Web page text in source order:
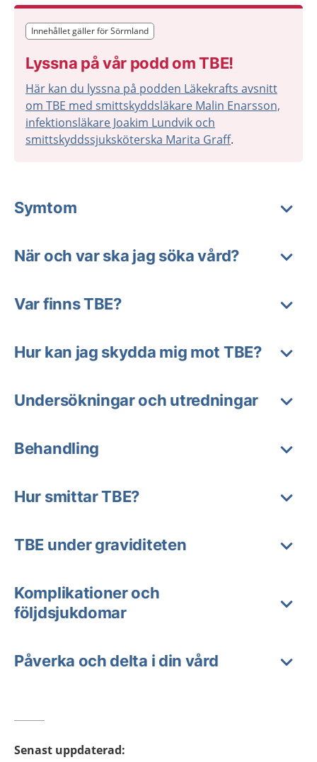
Innehållet gäller för Sörmland
Innehållet gäller för Sörmland
Lyssna på vår podd om TBE!
Här kan du lyssna på podden Läkekrafts avsnitt
om TBE med smittskyddsläkare Malin Enarsson,
infektionsläkare Joakim Lundvik och
smittskyddssjuksköterska Marita Graff.
Symtom
När och var ska jag söka vård?
Var finns TBE?
Hur kan jag skydda mig mot TBE?
Undersökningar och utredningar
Behandling
Hur smittar TBE?
TBE under graviditeten
Komplikationer och
följdsjukdomar
Påverka och delta i din vård
Senast uppdaterad: